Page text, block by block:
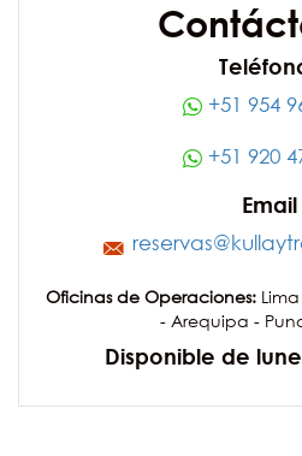
+51 954
+51 920
Email
Oficinas de Operaciones:Lima
- Arequipa -
Disponible de